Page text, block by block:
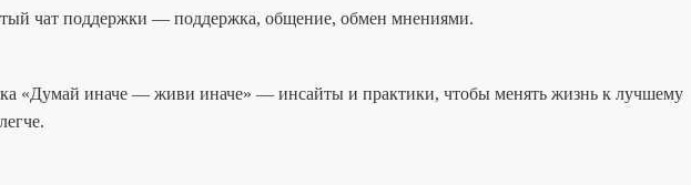
чат поддержки — поддержка, общение, обмен мнениями.
«Думай иначе — живи иначе» — инсайты и практики, чтобы менять жизнь к лучшему